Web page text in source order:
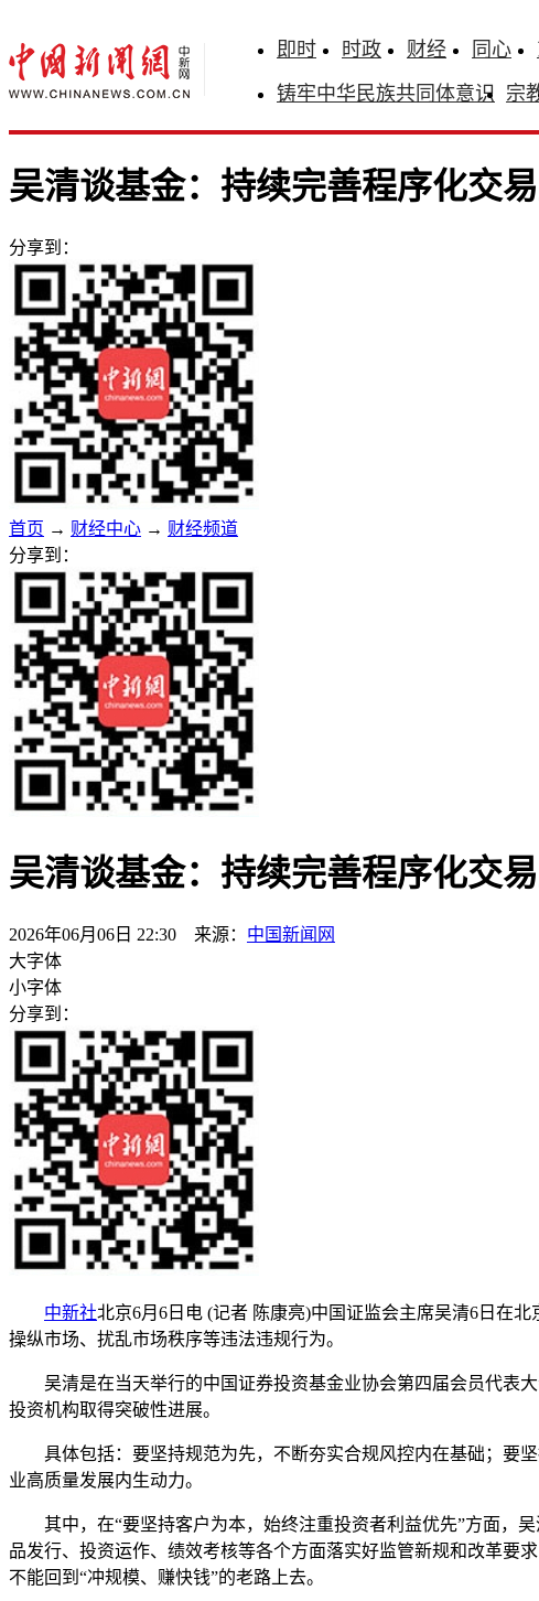
即时 时政 财经 同心
铸牢中华民族共同体意识 宗
吴清谈基金：持续完善程序化交
分享到：
首页 → 财经中心 → 财经频道
分享到：
吴清谈基金：持续完善程序化交
2026年06月06日 22:30 来源： 中国新闻网
大字体
小字体
分享到：
中新社北京6月6日电 (记者 陈康亮)中国证监会主席吴清6日在
操纵市场、扰乱市场秩序等违法违规行为。
吴清是在当天举行的中国证券投资基金业协会第四届会员代表大
投资机构取得突破性进展。
具体包括：要坚持规范为先，不断夯实合规风控内在基础；要坚
业高质量发展内生动力。
其中，在“要坚持客户为本，始终注重投资者利益优先”方面，吴
品发行、投资运作、绩效考核等各个方面落实好监管新规和改革要
不能回到“冲规模、赚快钱”的老路上去。